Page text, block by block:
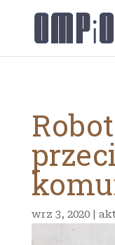
wrz 3, 2020|